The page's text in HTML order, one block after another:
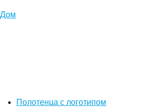
Дом
Полотенца с логотипом